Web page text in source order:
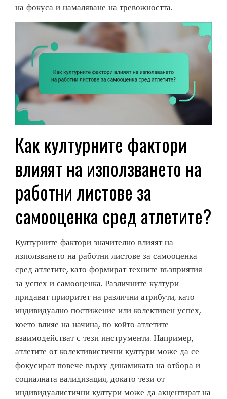
на фокуса и намаляване на тревожността.
Как културните фактори
влияят на използването на
работни листове за
самооценка сред атлетите?
Културните фактори значително влияят на
използването на работни листове за самооценка
сред атлетите, като формират техните възприятия
за успех и самооценка. Различните култури
придават приоритет на различни атрибути, като
индивидуално постижение или колективен успех,
което влияе на начина, по който атлетите
взаимодействат с тези инструменти. Например,
атлетите от колективистични култури може да се
фокусират повече върху динамиката на отбора и
социалната валидизация, докато тези от
индивидуалистични култури може да акцентират на